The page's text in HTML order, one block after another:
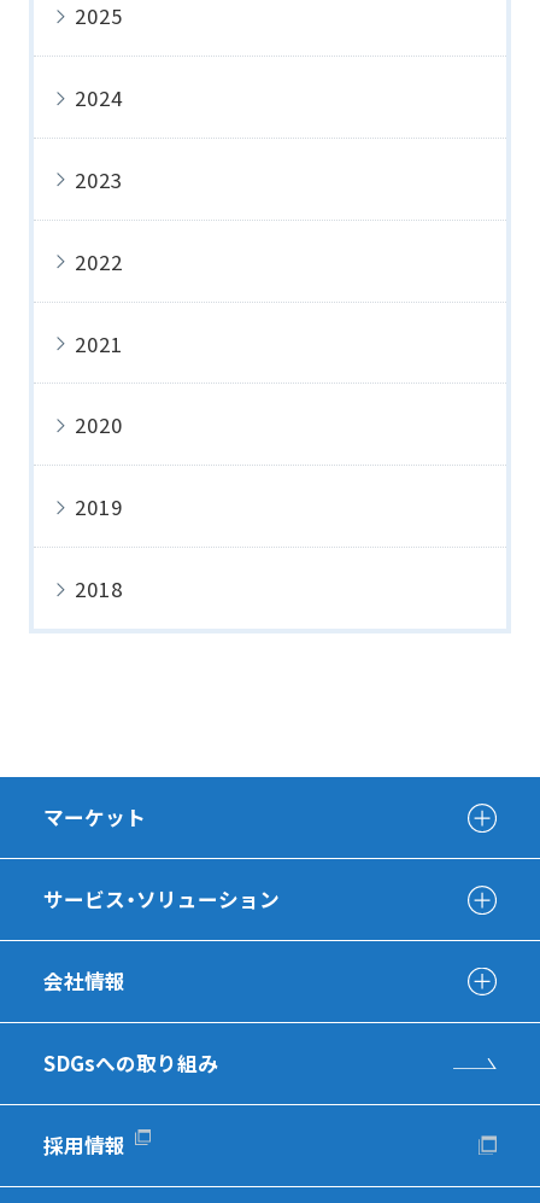
2025
2024
2023
2022
2021
2020
2019
2018
マーケット
サービス・ソリューション
会社情報
SDGsへの取り組み
採用情報